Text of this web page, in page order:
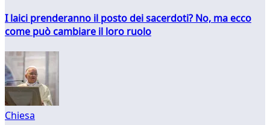
I laici prenderanno il posto dei sacerdoti? No, ma ecco
come può cambiare il loro ruolo
Chiesa